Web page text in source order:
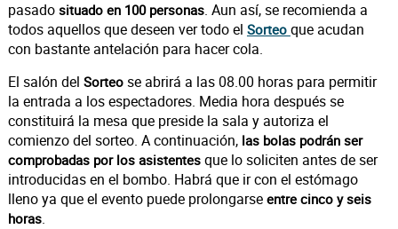
pasadosituado en 100 personas. Aun así, se recomienda a
todos aquellos que deseen ver todo el Sorteo que acudan
con bastante antelación para hacer cola.
El salón del Sorteo se abrirá a las 08.00 horas para permitir
la entrada a los espectadores. Media hora después se
constituirá la mesa que preside la sala y autoriza el
comienzo del sorteo. A continuación, las bolas podrán ser
comprobadas por los asistentesque lo soliciten antes de ser
introducidas en el bombo. Habrá que ir con el estómago
lleno ya que el evento puede prolongarse entre cinco y seis
horas.